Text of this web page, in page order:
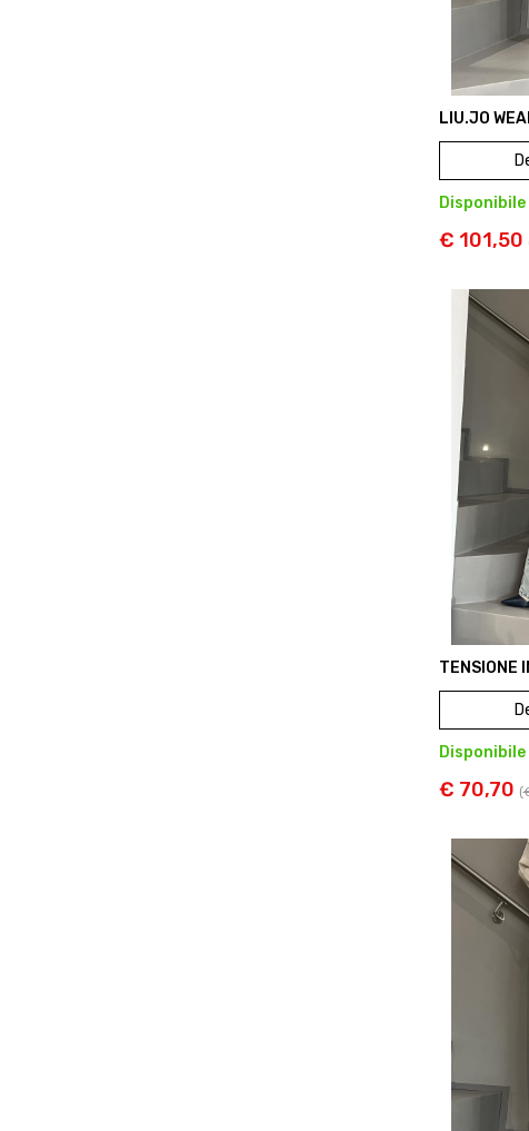
LIU.JO
Disponibile
€ 101,50
TENSIONE
Disponibile
€ 70,70 (